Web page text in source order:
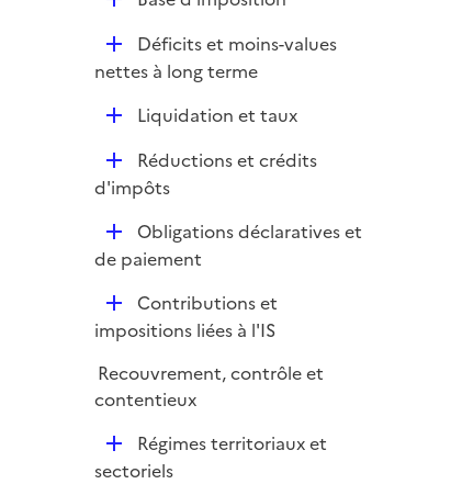
e
r
p
l
i
e
r
l
D
é
r
Déficits et moins-values
nettes à long terme
D
l
r
Liquidation et taux
D
é
i
Réductions et crédits
d'impôts
D
é
i
r
Obligations déclaratives et
de paiement
D
é
l
i
Contributions et
impositions liées à l'IS
Recouvrement, contrôle et
contentieux
D
é
Régimes territoriaux et
sectoriels